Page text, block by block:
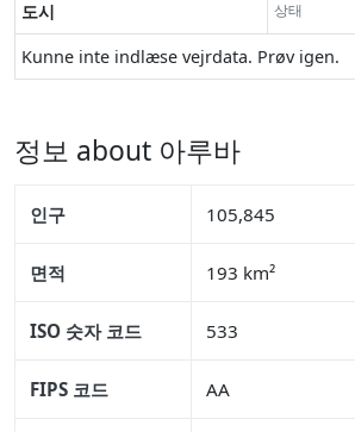
도시 상태
Kunne inte indlæse vejrdata. Prøv igen.
정보 about 아루바
인구 105,845
면적 193 km²
ISO 숫자 코드 533
FIPS 코드 AA